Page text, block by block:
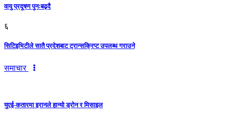
वायु प्रदूषण पुनःबढ्दै
६
सिटिइभिटीले सातै प्रदेशबाट ट्रान्सक्रिप्ट उपलब्ध गराउने
समाचार
युएई-कतारमा इरानले हान्यो ड्रोन र मिसाइल